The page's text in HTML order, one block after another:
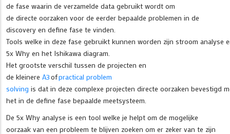
de fase waarin de verzamelde data gebruikt wordt om
de directe oorzaken voor de eerder bepaalde problemen in de
discovery en define fase te vinden.
Tools welke in deze fase gebruikt kunnen worden zijn stroom analyse
5x Why en het Ishikawa diagram.
Het grootste verschil tussen de projecten en
de kleinere A3ofpractical problem
solving is dat in deze complexe projecten directe oorzaken bevestigd
het in de define fase bepaalde meetsysteem.
De 5x Why analyse is een tool welke je helpt om de mogelijke
oorzaak van een probleem te blijven zoeken om er zeker van te zijn